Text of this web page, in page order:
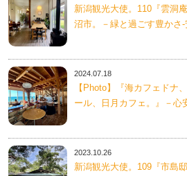
新潟観光大使。110『雲洞
沼市。－緑と過ごす豊かさ-
2024.07.18
【Photo】『海カフェドナ
ール、日月カフェ。』－心
2023.10.26
新潟観光大使。109『市島